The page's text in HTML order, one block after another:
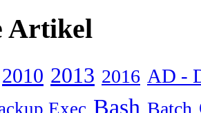
Artikel
2010 2013 2016 AD -
Exec Bash Batch